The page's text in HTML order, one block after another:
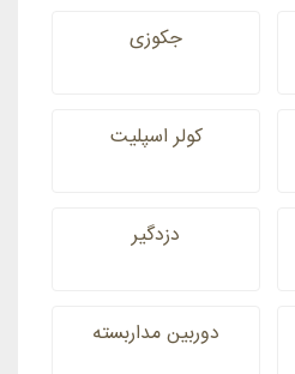
جکوزی
کولر اسپلیت
دزدگیر
دوربین مداربسته